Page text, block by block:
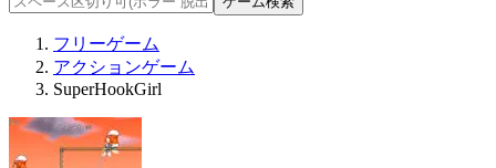
フリーゲーム
アクションゲーム
SuperHookGirl